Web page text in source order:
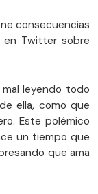
consecuencias
en Twitter sobre
leyendo todo
ella, como que
Este polémico
un tiempo que
que ama